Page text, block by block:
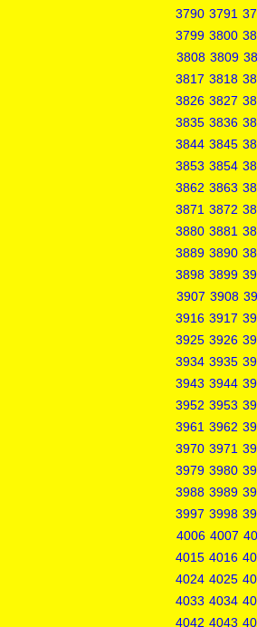
3790 3791
3799 3800
3808 3809
3817 3818
3826 3827
3835 3836
3844 3845
3853 3854
3862 3863
3871 3872
3880 3881
3889 3890
3898 3899
3907 3908
3916 3917
3925 3926
3934 3935
3943 3944
3952 3953
3961 3962
3970 3971
3979 3980
3988 3989
3997 3998
4006 4007
4015 4016
4024 4025
4033 4034
4042 4043